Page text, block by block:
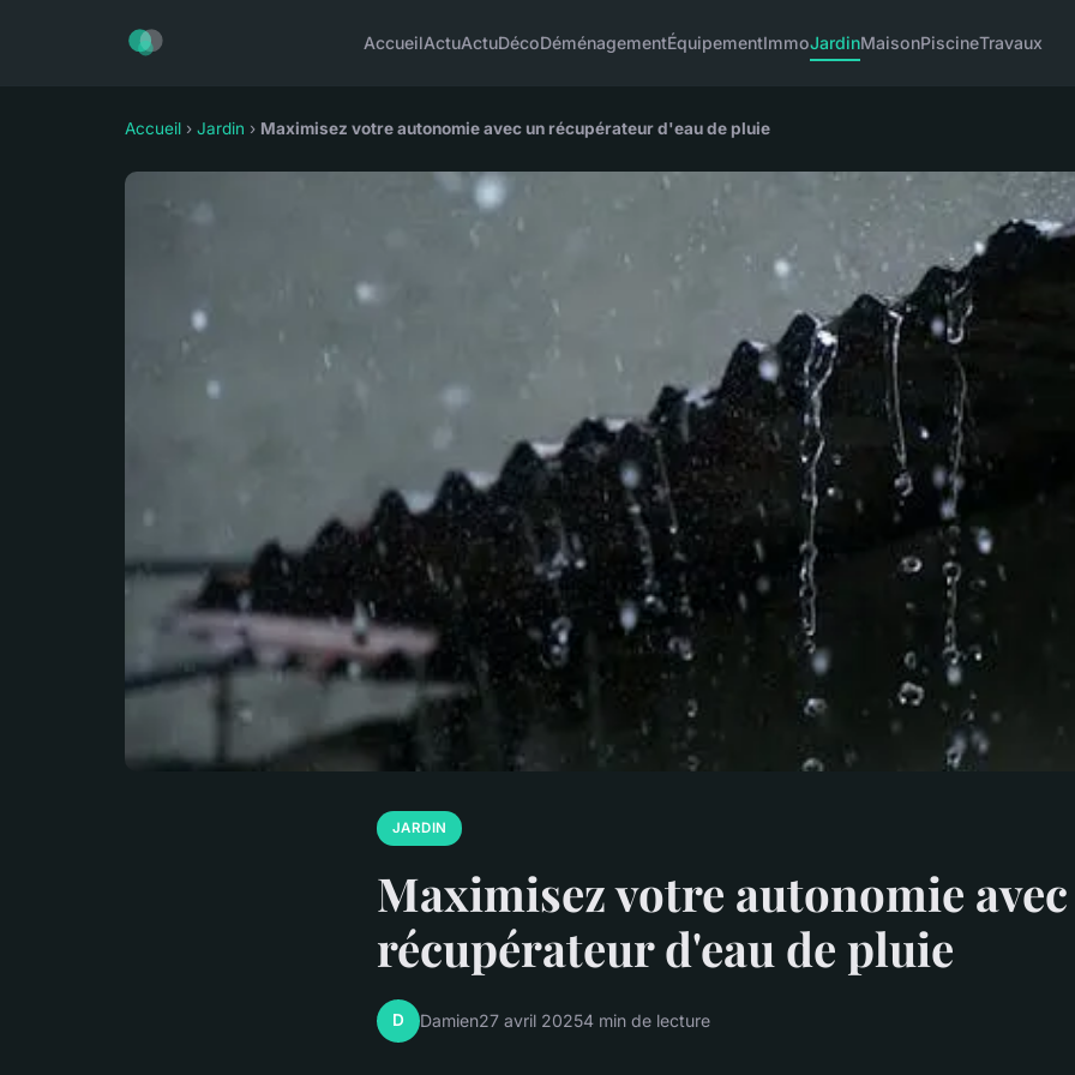
AccueilActuActuDécoDéménagementÉquipementImmoJardinMaisonPiscineTravaux
Accueil › Jardin › Maximisez votre autonomie avec un récupérateur d'eau de pluie
JARDIN
Maximisez votre autonomie
récupérateur d'eau de pluie
D Damien27 avril 20254 min de lecture